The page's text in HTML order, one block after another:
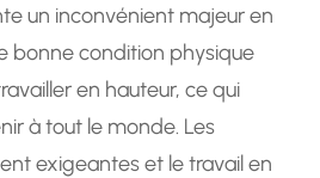
un inconvénient majeur en
bonne condition physique
en hauteur, ce qui
à tout le monde. Les
exigeantes et le travail en